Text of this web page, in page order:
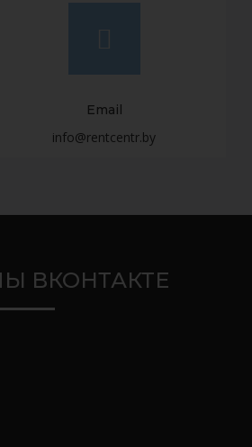
Email
info@rentcentr.by
ВКОНТАКТЕ